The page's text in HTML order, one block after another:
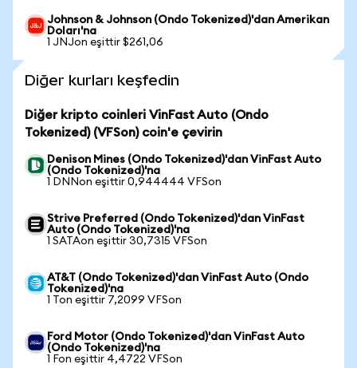
Johnson & Johnson (Ondo Tokenized)'dan Amerikan
Doları'na
1 JNJon eşittir $261,06
Diğer kurları keşfedin
Diğer kripto coinleri VinFast Auto (Ondo
Tokenized) (VFSon) coin'e çevirin
Denison Mines (Ondo Tokenized)'dan VinFast Auto
(Ondo Tokenized)'na
1 DNNon eşittir 0,944444 VFSon
Strive Preferred (Ondo Tokenized)'dan VinFast
Auto (Ondo Tokenized)'na
1 SATAon eşittir 30,7315 VFSon
AT&T (Ondo Tokenized)'dan VinFast Auto (Ondo
Tokenized)'na
1 Ton eşittir 7,2099 VFSon
Ford Motor (Ondo Tokenized)'dan VinFast Auto
(Ondo Tokenized)'na
1 Fon eşittir 4,4722 VFSon